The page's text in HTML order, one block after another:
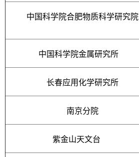
中国科学院合肥物质科学研究院
中国科学院金属研究所
长春应用化学研究所
南京分院
紫金山天文台